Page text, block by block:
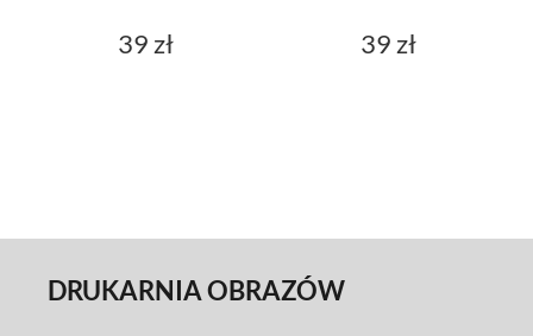
39 zł 39 zł
DRUKARNIA OBRAZÓW